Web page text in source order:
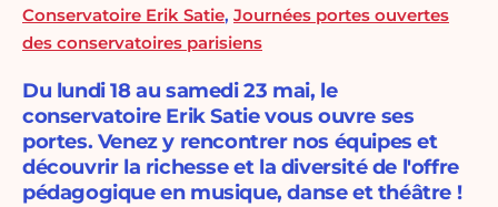
Conservatoire Erik Satie, Journées portes ouvertes
des conservatoires parisiens
Du lundi 18 au samedi 23 mai, le
conservatoire Erik Satie vous ouvre ses
portes. Venez y rencontrer nos équipes et
découvrir la richesse et la diversité de l'offre
pédagogique en musique, danse et théâtre !